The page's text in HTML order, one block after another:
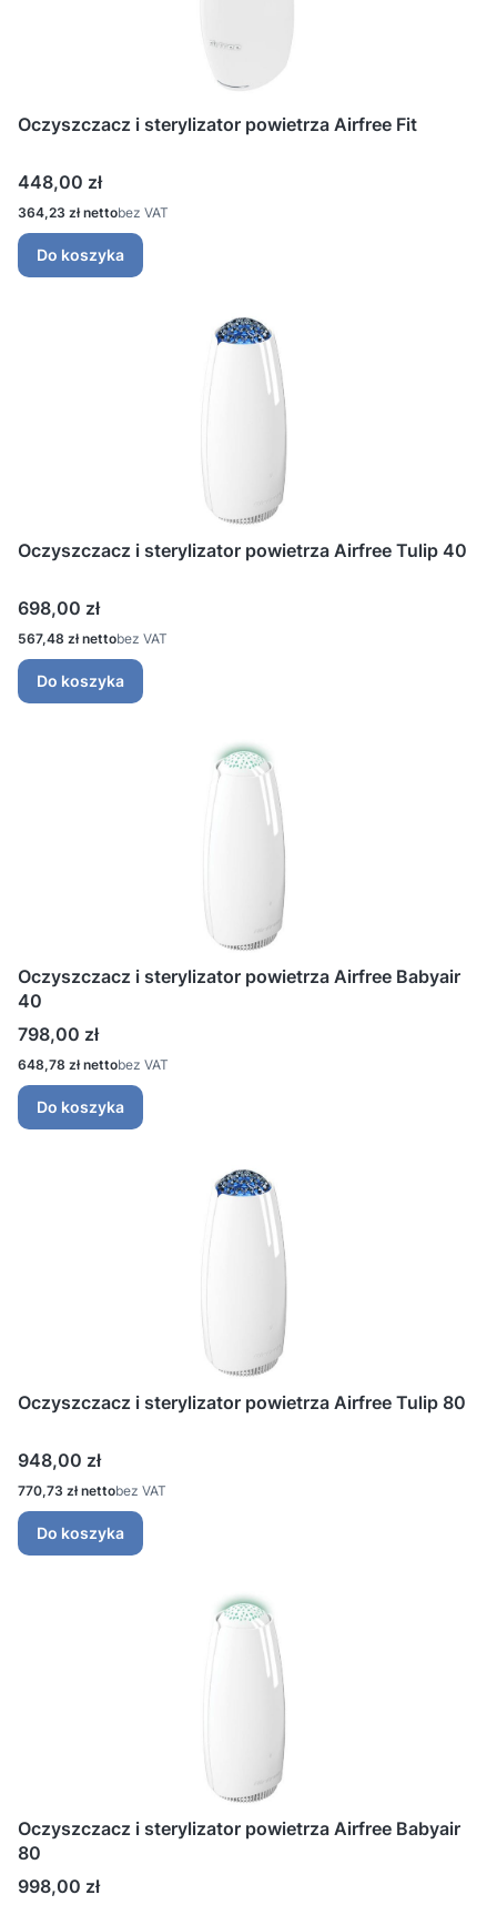
Oczyszczacz i sterylizator powietrza Airfree Fit
Cena
448,00 zł
Cena
364,23 zł bez VAT
Do koszyka
Oczyszczacz i sterylizator powietrza Airfree Tulip 40
Cena
698,00 zł
Cena
567,48 zł bez VAT
Do koszyka
Oczyszczacz i sterylizator powietrza Airfree Babyair
40
Cena
798,00 zł
Cena
648,78 zł bez VAT
Do koszyka
Oczyszczacz i sterylizator powietrza Airfree Tulip 80
Cena
948,00 zł
Cena
770,73 zł bez VAT
Do koszyka
Oczyszczacz i sterylizator powietrza Airfree Babyair
80
Cena
998,00 zł